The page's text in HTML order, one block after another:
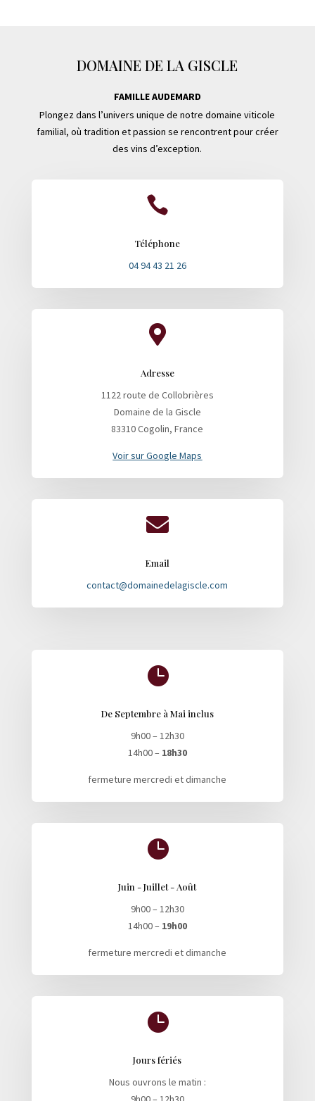
DOMAINE DE LA GISCLE
FAMILLE AUDEMARD
Plongez dans l’univers unique de notre domaine viticole
familial, où tradition et passion se rencontrent pour créer
des vins d’exception.

Téléphone
04 94 43 21 26

Adresse
1122 route de Collobrières
Domaine de la Giscle
83310 Cogolin, France
Voir sur Google Maps

Email
contact@domainedelagiscle.com

De Septembre à Mai inclus
9h00 – 12h30
14h00 – 18h30
fermeture mercredi et dimanche

Juin - Juillet - Août
9h00 – 12h30
14h00 – 19h00
fermeture mercredi et dimanche

Jours fériés
Nous ouvrons le matin :